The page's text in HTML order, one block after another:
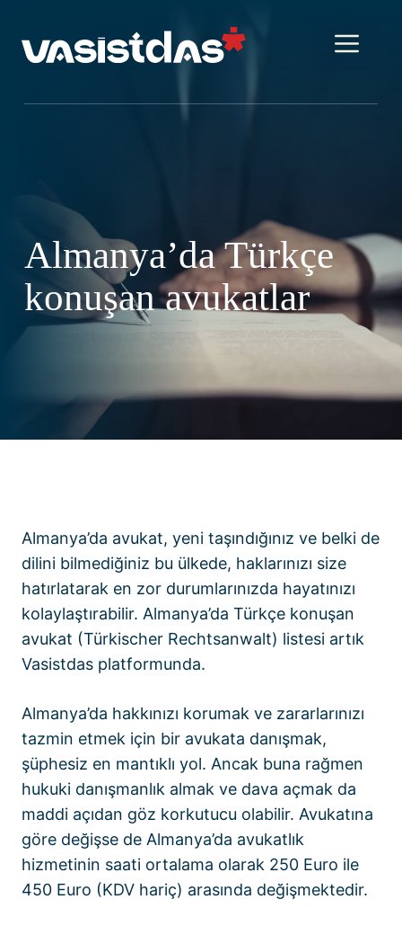
atla
Almanya’da Türkçe
konuşan avukatlar
Almanya’da avukat, yeni taşındığınız ve belki de
dilini bilmediğiniz bu ülkede, haklarınızı size
hatırlatarak en zor durumlarınızda hayatınızı
kolaylaştırabilir. Almanya’da Türkçe konuşan
avukat (Türkischer Rechtsanwalt) listesi artık
Vasistdas platformunda.
Almanya’da hakkınızı korumak ve zararlarınızı
tazmin etmek için bir avukata danışmak,
şüphesiz en mantıklı yol. Ancak buna rağmen
hukuki danışmanlık almak ve dava açmak da
maddi açıdan göz korkutucu olabilir. Avukatına
göre değişse de Almanya’da avukatlık
hizmetinin saati ortalama olarak 250 Euro ile
450 Euro (KDV hariç) arasında değişmektedir.